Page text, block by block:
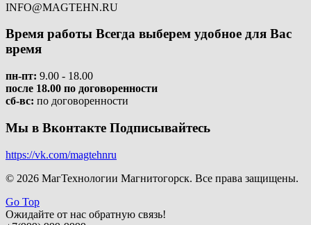
INFO@MAGTEHN.RU
Время работы Всегда выберем удобное для Вас
время
пн-пт: 9.00 - 18.00
после 18.00 по договоренности
сб-вс: по договоренности
Мы в Вконтакте Подписывайтесь
https://vk.com/magtehnru
© 2026 МагТехнологии Магнитогорск. Все права защищены.
Go Top
Ожидайте от нас обратную связь!